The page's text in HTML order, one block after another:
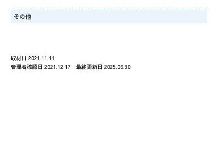
その他
取材日 2021.11.11
管理者確認日 2021.12.17 最終更新日 2025.06.30